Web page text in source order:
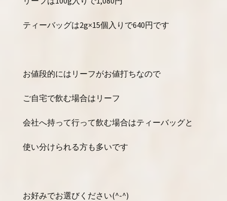
ティーバッグは2g×15個入りで640円です
お値段的にはリーフがお値打ちなので
ご自宅で飲む場合はリーフ
会社へ持って行って飲む場合はティーバッグと
使い分けられる方も多いです
お好みでお選びください(^-^)